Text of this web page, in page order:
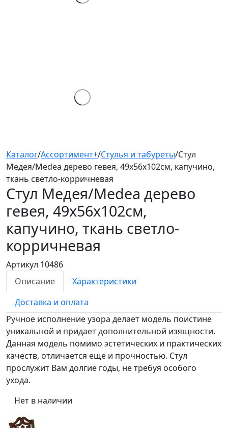
Каталог/Ассортимент+/Стулья и табуреты/Стул
Медея/Medea дерево гевея, 49х56х102см, капучино,
ткань светло-корричневая
Стул Медея/Medea дерево
гевея, 49х56х102см,
капучино, ткань светло-
корричневая
Артикул 10486
Описание
Характеристики
Доставка и оплата
Ручное исполнение узора делает модель поистине
уникальной и придает дополнительной изящности.
Данная модель помимо эстетических и практических
качеств, отличается еще и прочностью. Стул
прослужит Вам долгие годы, не требуя особого
ухода.
Нет в наличии